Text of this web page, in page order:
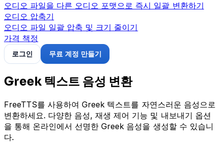
오디오 파일을 다른 오디오 포맷으로 즉시 일괄 변환하기
오디오 압축기
오디오 파일 일괄 압축 및 크기 줄이기
가격 책정
로그인 무료 계정 만들기
Greek 텍스트 음성 변환
FreeTTS를 사용하여 Greek 텍스트를 자연스러운 음성으로
변환하세요. 다양한 음성, 재생 제어 기능 및 내보내기 옵션
을 통해 온라인에서 선명한 Greek 음성을 생성할 수 있습니
다.